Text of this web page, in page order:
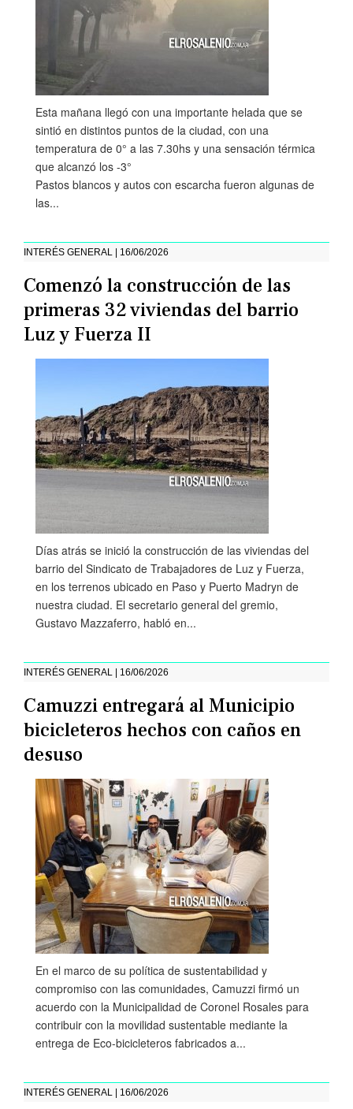
Esta mañana llegó con una importante helada que se
sintió en distintos puntos de la ciudad, con una
temperatura de 0° a las 7.30hs y una sensación térmica
que alcanzó los -3°
Pastos blancos y autos con escarcha fueron algunas de
las...
INTERÉS GENERAL | 16/06/2026
Comenzó la construcción de las
primeras 32 viviendas del barrio
Luz y Fuerza II
Días atrás se inició la construcción de las viviendas del
barrio del Sindicato de Trabajadores de Luz y Fuerza,
en los terrenos ubicado en Paso y Puerto Madryn de
nuestra ciudad. El secretario general del gremio,
Gustavo Mazzaferro, habló en...
INTERÉS GENERAL | 16/06/2026
Camuzzi entregará al Municipio
bicicleteros hechos con caños en
desuso
En el marco de su política de sustentabilidad y
compromiso con las comunidades, Camuzzi firmó un
acuerdo con la Municipalidad de Coronel Rosales para
contribuir con la movilidad sustentable mediante la
entrega de Eco-bicicleteros fabricados a...
INTERÉS GENERAL | 16/06/2026